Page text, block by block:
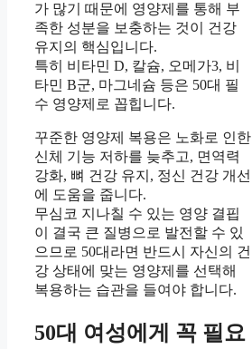
가 많기 때문에 영양제를 통해 부
족한 성분을 보충하는 것이 건강
유지의 핵심입니다.
특히 비타민 D, 칼슘, 오메가3, 비
타민 B군, 마그네슘 등은 50대 필
수 영양제로 꼽힙니다.
꾸준한 영양제 복용은 노화로 인한
신체 기능 저하를 늦추고, 면역력
강화, 뼈 건강 유지, 정신 건강 개선
에 도움을 줍니다.
무심코 지나칠 수 있는 영양 결핍
이 결국 큰 질병으로 발전할 수 있
으므로 50대라면 반드시 자신의 건
강 상태에 맞는 영양제를 선택해
복용하는 습관을 들여야 합니다.
50대 여성에게 꼭 필요